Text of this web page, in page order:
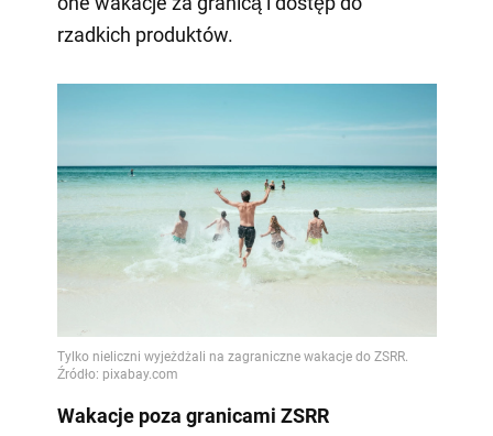
rzadkich produktów.
Wakacje poza granicami ZSRR